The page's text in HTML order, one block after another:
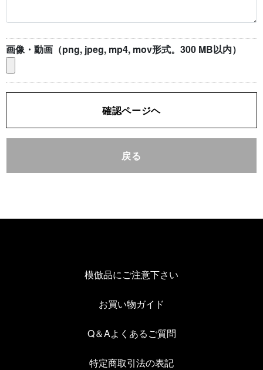
画像・動画（png, jpeg, mp4, mov形式。300 MB以内）
確認ページヘ
戻る
模倣品にご注意下さい
お買い物ガイド
Q＆Aよくあるご質問
特定商取引法の表記